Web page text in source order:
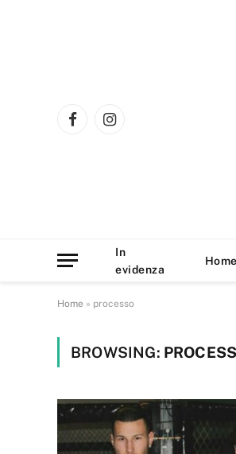
FacebookInstagram
In
evidenza
Home
Home » processo
BROWSING: